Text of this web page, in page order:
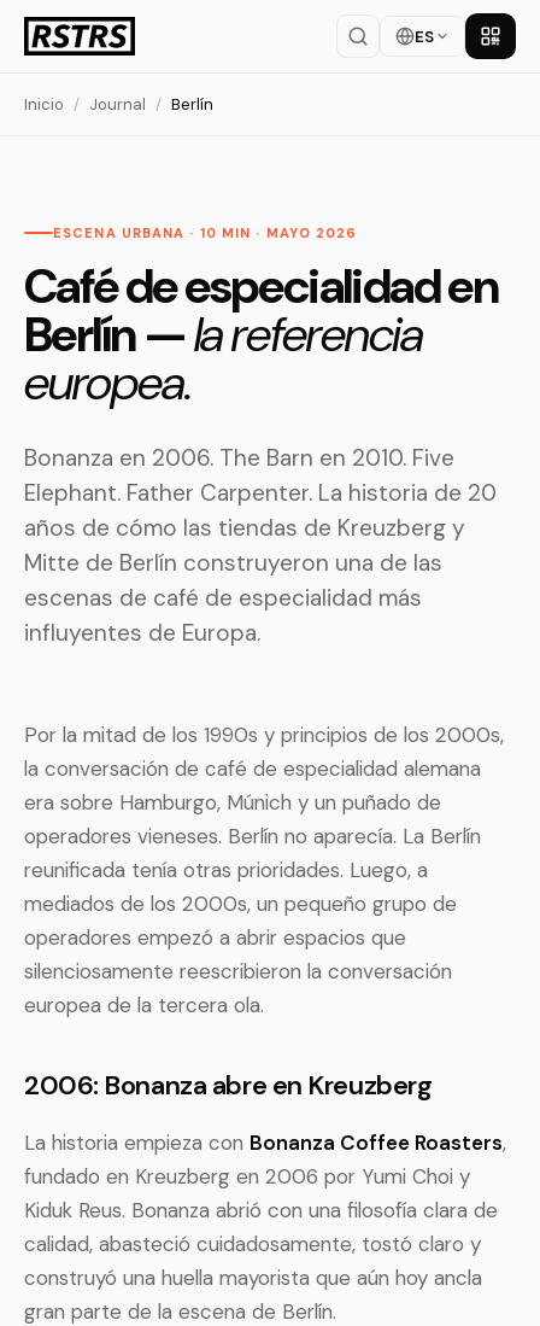
ES
Inicio / Journal / Berlín
ESCENA URBANA · 10 MIN · MAYO 2026
Café de especialidad en
Berlín —la referencia
europea.
Bonanza en 2006. The Barn en 2010. Five
Elephant. Father Carpenter. La historia de 20
años de cómo las tiendas de Kreuzberg y
Mitte de Berlín construyeron una de las
escenas de café de especialidad más
influyentes de Europa.
Por la mitad de los 1990s y principios de los 2000s,
la conversación de café de especialidad alemana
era sobre Hamburgo, Múnich y un puñado de
operadores vieneses. Berlín no aparecía. La Berlín
reunificada tenía otras prioridades. Luego, a
mediados de los 2000s, un pequeño grupo de
operadores empezó a abrir espacios que
silenciosamente reescribieron la conversación
europea de la tercera ola.
2006: Bonanza abre en Kreuzberg
La historia empieza con Bonanza Coffee Roasters,
fundado en Kreuzberg en 2006 por Yumi Choi y
Kiduk Reus. Bonanza abrió con una filosofía clara de
calidad, abasteció cuidadosamente, tostó claro y
construyó una huella mayorista que aún hoy ancla
gran parte de la escena de Berlín.